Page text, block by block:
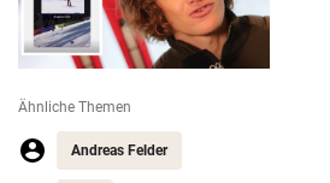
Ähnliche Themen
Andreas Felder